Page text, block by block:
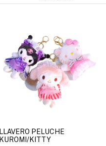
LLAVERO PELUCHE
KUROMI/KITTY